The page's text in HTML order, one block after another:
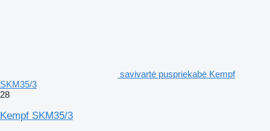
savivartė puspriekabė Kempf
SKM35/3
28
Kempf SKM35/3